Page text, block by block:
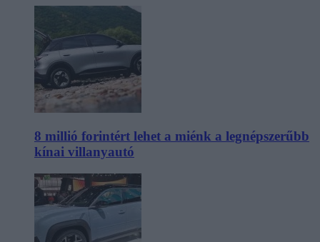
8 millió forintért lehet a miénk a legnépszerűbb
kínai villanyautó